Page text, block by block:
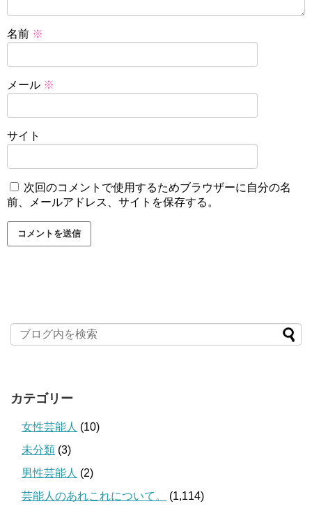
名前 ※
メール ※
サイト
次回のコメントで使用するためブラウザーに自分の名
前、メールアドレス、サイトを保存する。
カテゴリー
女性芸能人 (10)
未分類 (3)
男性芸能人 (2)
芸能人のあれこれについて。
(1,114)